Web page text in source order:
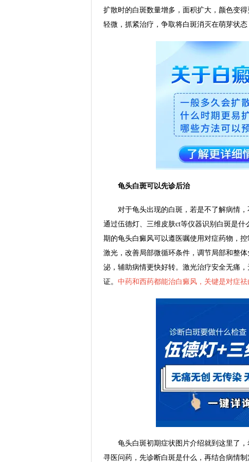
扩散时的白斑数量增多，面积扩大，颜色变
轻微，抓紧治疗，争取将白斑消灭在萌芽状态
龟头白斑可以先诊后治
对于龟头出现的白斑，若是不了解病情，
通过伍德灯、三维皮肤ct等仪器识别白斑是
期的龟头白癜风可以遵医嘱使用对症药物，
激光，改善局部微循环条件，调节局部和整
泌，辅助病情更快好转。激光治疗安全无痛
证。 中药和西药都能治白癜风，关键是对症
龟头白斑初期症状图片介绍就到这里了，
寻医问药，先诊断白斑是什么，再结合病情